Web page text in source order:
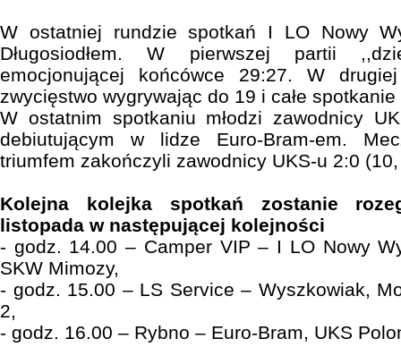
W ostatniej rundzie spotkań I LO Nowy
Długosiodłem. W pierwszej partii
emocjonującej końcówce 29:27. W
zwycięstwo wygrywając do 19 i całe spotkanie
W ostatnim spotkaniu młodzi zawodnicy
debiutującym w lidze Euro-Bram-em.
triumfem zakończyli zawodnicy UKS-u 2:0
Kolejna kolejka spotkań zostanie
listopada w następującej kolejności
- godz. 14.00 – Camper VIP – I LO Nowy
SKW Mimozy,
- godz. 15.00 – LS Service – Wyszkowiak,
2,
- godz. 16.00 – Rybno – Euro-Bram, UKS